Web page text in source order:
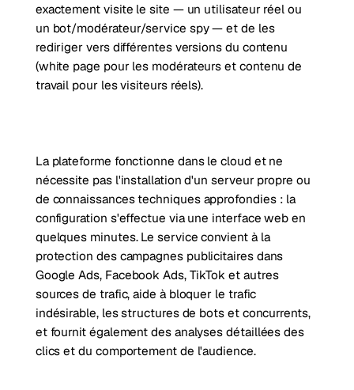
exactement visite le site — un utilisateur réel ou
un bot/modérateur/service spy — et de les
rediriger vers différentes versions du contenu
(white page pour les modérateurs et contenu de
travail pour les visiteurs réels).
La plateforme fonctionne dans le cloud et ne
nécessite pas l'installation d'un serveur propre ou
de connaissances techniques approfondies : la
configuration s'effectue via une interface web en
quelques minutes. Le service convient à la
protection des campagnes publicitaires dans
Google Ads, Facebook Ads, TikTok et autres
sources de trafic, aide à bloquer le trafic
indésirable, les structures de bots et concurrents,
et fournit également des analyses détaillées des
clics et du comportement de l'audience.